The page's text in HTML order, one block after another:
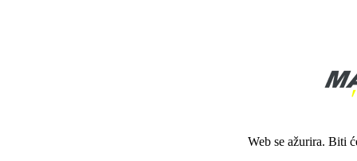
Web se ažurira. Biti